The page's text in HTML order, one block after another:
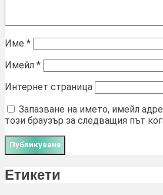
Име *
Имейл *
Интернет страница
Запазване на името, имейл
този браузър за следващия път
Етикети